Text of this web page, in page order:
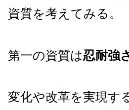
資質を考えてみる。
第一の資質は忍耐強
変化や改革を実現す